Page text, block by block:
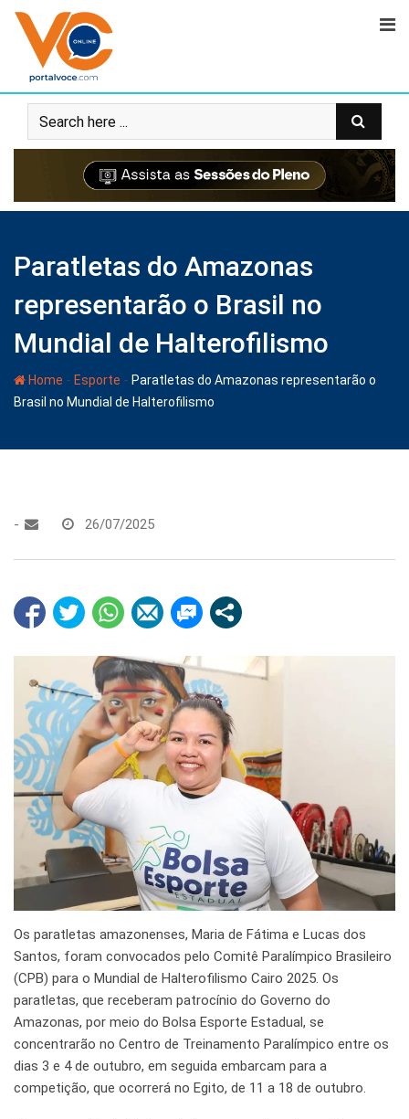
Paratletas do Amazonas
representarão o Brasil no
Mundial de Halterofilismo
Home - Esporte - Paratletas do Amazonas representarão o
Brasil no Mundial de Halterofilismo
- 26/07/2025
Os paratletas amazonenses, Maria de Fátima e Lucas dos
Santos, foram convocados pelo Comitê Paralímpico Brasileiro
(CPB) para o Mundial de Halterofilismo Cairo 2025. Os
paratletas, que receberam patrocínio do Governo do
Amazonas, por meio do Bolsa Esporte Estadual, se
concentrarão no Centro de Treinamento Paralímpico entre os
dias 3 e 4 de outubro, em seguida embarcam para a
competição, que ocorrerá no Egito, de 11 a 18 de outubro.